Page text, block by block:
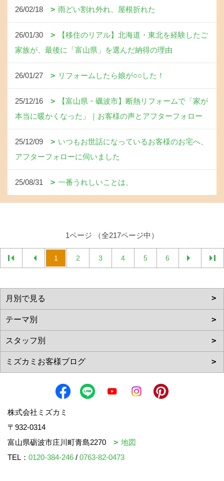
26/02/18 雨どい割れ外れ、屋根折れた
26/01/30
【移住のリアル】北海道・東北を経験したご
家族が、最後に「富山県」を選んだ納得の理由
26/01/27 リフォームしたら娘が○○した！
25/12/16
【富山県・礪波市】断熱リフォームで「家が
本当に暖かくなった」｜お客様の声とアフターフォロー
25/12/09
いつもお世話になっているお客様のお宅へ、
アフターフォローに伺いました
25/08/31 一番うれしいことは、
1ページ （全217ページ中）
1 2 3 4 5 6
株式会社ミズカミ
〒932-0314
富山県砺波市庄川町青島2270
地図
TEL： 0120-384-246 / 0763-82-0473